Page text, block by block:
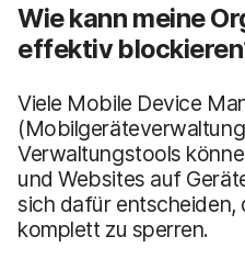
Wie kann meine
effektiv
Viele Mobile Device
Verwaltungstools
und Websites auf
sich dafür entscheiden,
komplett zu sperren.